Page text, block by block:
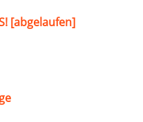
[abgelaufen]